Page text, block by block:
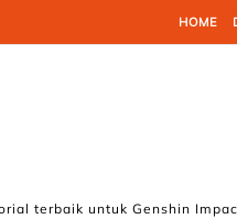
HOME
terbaik untuk Genshin